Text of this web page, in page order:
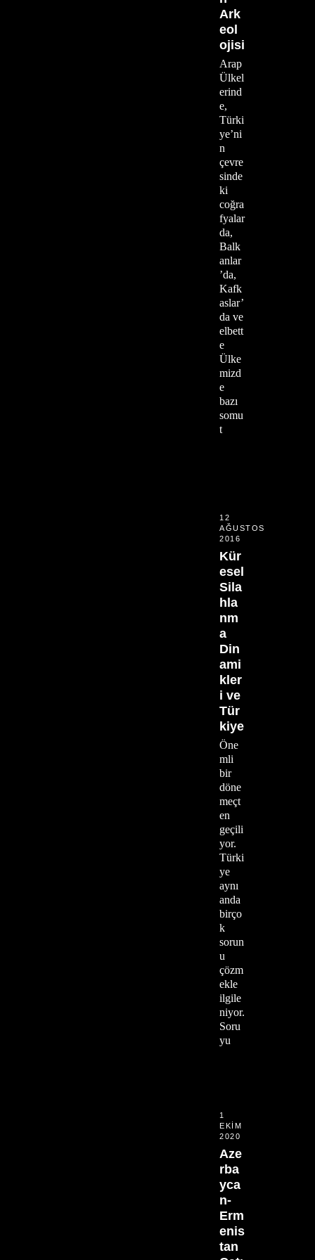
Ark
eol
ojisi
Arap
Ülkel
erind
e,
Türki
ye’ni
n
çevre
sinde
ki
coğra
fyalar
da,
Balk
anlar
’da,
Kafk
aslar’
da ve
elbett
e
Ülke
mizd
e
bazı
somu
t
12
AĞUSTOS
2016
Kür
esel
Sila
hla
nm
a
Din
ami
kler
i ve
Tür
kiye
Öne
mli
bir
döne
meçt
en
geçili
yor.
Türki
ye
aynı
anda
birço
k
sorun
u
çözm
ekle
ilgile
niyor.
Soru
yu
1
EKIM
2020
Aze
rba
yca
n-
Erm
enis
tan